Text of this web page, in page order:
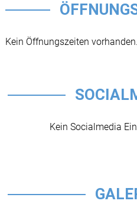
Kein Öffnungszeiten vorhanden.
Kein Socialmedia